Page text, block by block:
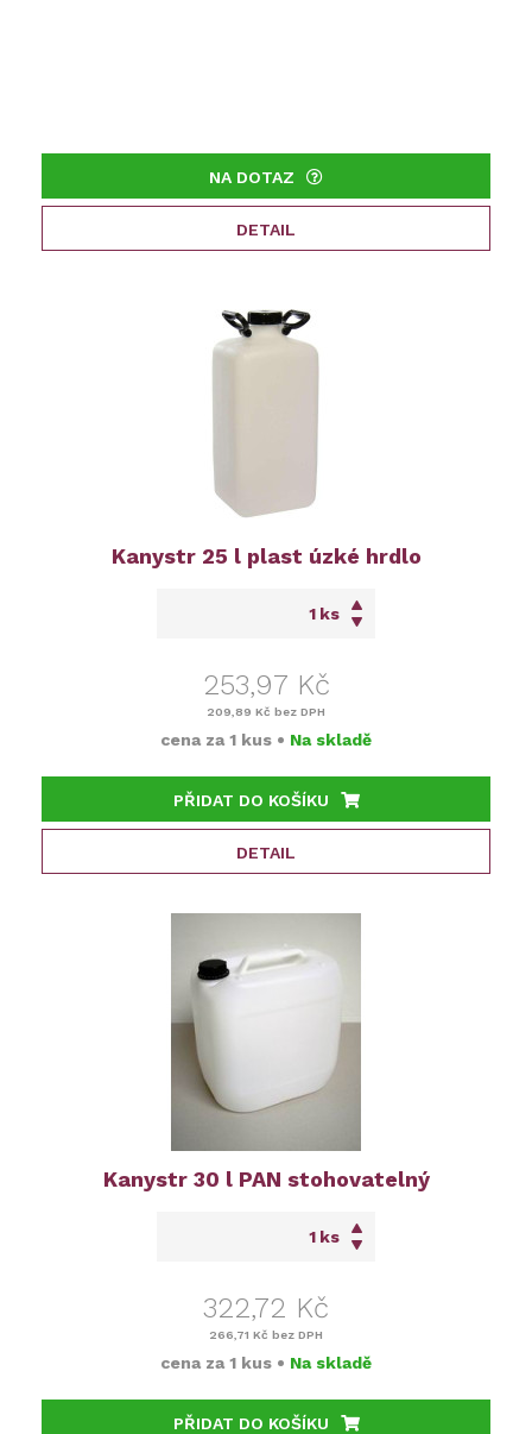
NA DOTAZ
DETAIL
Kanystr 25 l plast úzké hrdlo
ks
253,97 Kč
209,89 Kč bez DPH
cena za 1 kus • Na skladě
PŘIDAT DO KOŠÍKU
DETAIL
Kanystr 30 l PAN stohovatelný
ks
322,72 Kč
266,71 Kč bez DPH
cena za 1 kus • Na skladě
PŘIDAT DO KOŠÍKU